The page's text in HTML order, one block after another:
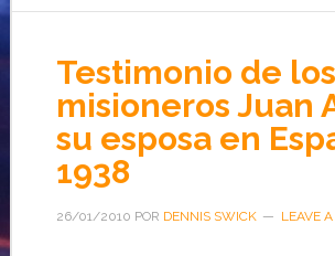
Testimonio de los
misioneros Juan
su esposa en
1938
26/01/2010 POR DENNIS SWICK LEAVE